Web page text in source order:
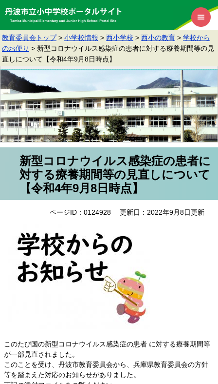
教育委員会トップ > 小学校情報 > 西小学校 > 西小の教育 > 学校から
のお便り > 新型コロナウイルス感染症の患者に対する療養期間等の見
直しについて【令和4年9月8日時点】
新型コロナウイルス感染症の患者に
対する療養期間等の見直しについて
【令和4年9月8日時点】
ページID：0124928 更新日：2022年9月8日更新
このたび国の新型コロナウイルス感染症の患者 に対する療養期間等
が一部見直されました。
このことを受け、丹波市教育委員会から、兵庫県教育委員会の方針
等を踏まえた対応のお知らせがありました。